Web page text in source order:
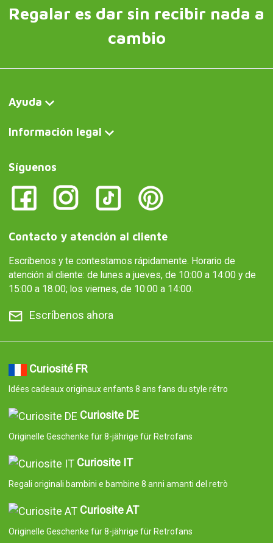
Regalar es dar sin recibir nada a
cambio
Ayuda
Información legal
Síguenos
Contacto y atención al cliente
Escríbenos y te contestamos rápidamente. Horario de
atención al cliente: de lunes a jueves, de 10:00 a 14:00 y de
15:00 a 18:00; los viernes, de 10:00 a 14:00.
Escríbenos ahora
Curiosité FR
Idées cadeaux originaux enfants 8 ans fans du style rétro
Curiosite DE
Originelle Geschenke für 8-jährige für Retrofans
Curiosite IT
Regali originali bambini e bambine 8 anni amanti del retrò
Curiosite AT
Originelle Geschenke für 8-jährige für Retrofans